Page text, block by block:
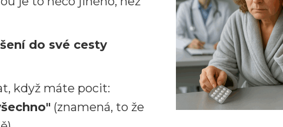
do své cesty
když máte pocit:
(znamená, to že